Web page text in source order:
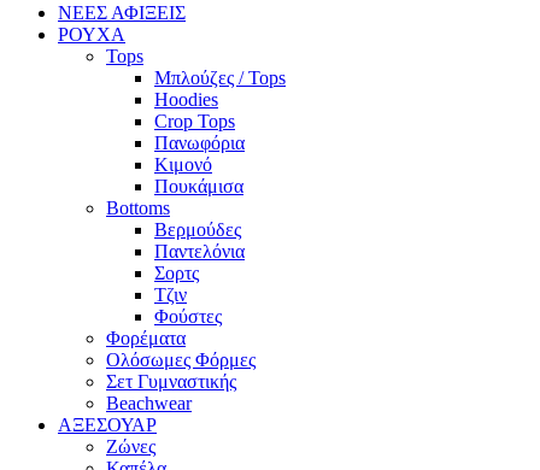
ΝΕΕΣ ΑΦΙΞΕΙΣ
ΡΟΥΧΑ
Tops
Μπλούζες / Tops
Hoodies
Crop Tops
Πανωφόρια
Κιμονό
Πουκάμισα
Bottoms
Βερμούδες
Παντελόνια
Σορτς
Τζιν
Φούστες
Φορέματα
Ολόσωμες Φόρμες
Σετ Γυμναστικής
Beachwear
ΑΞΕΣΟΥΑΡ
Ζώνες